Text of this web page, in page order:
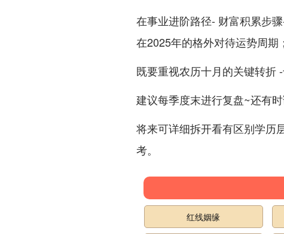
在事业进阶路径- 财富积累步
在2025年的格外对待运势周期；
既要重视农历十月的关键转折
建议每季度末进行复盘~还有时
将来可详细拆开看有区别学历
考。
红线姻缘